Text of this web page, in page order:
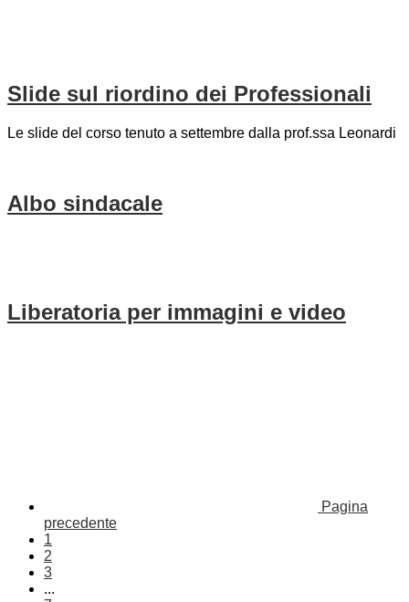
Slide sul riordino dei Professionali
Le slide del corso tenuto a settembre dalla prof.ssa Leonardi
Albo sindacale
Liberatoria per immagini e video
Pagina
precedente
1
2
3
...